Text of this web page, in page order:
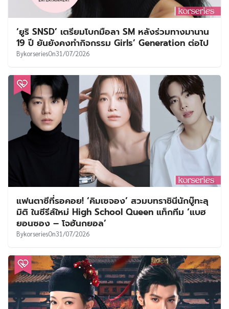
‘ยูริ SNSD’ เตรียมโบกมือลา SM หลังร่วมทางมานาน
19 ปี ยันยังคงทำกิจกรรม Girls’ Generation ต่อไป
BykorseriesOn31/07/2026
แฟนตาซีที่รอคอย! ‘คิมเซจอง’ สวมบทราชินีนักบู๊ทะลุ
มิติ ในซีรีส์ใหม่ High School Queen แท็กทีม ‘แบฮ
ยอนซอง – โจฮันกยอล’
BykorseriesOn31/07/2026